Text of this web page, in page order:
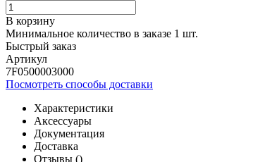
В корзину
Минимальное количество в заказе 1 шт.
Быстрый заказ
Артикул
7F0500003000
Посмотреть способы доставки
Характеристики
Аксессуары
Документация
Доставка
Отзывы ()